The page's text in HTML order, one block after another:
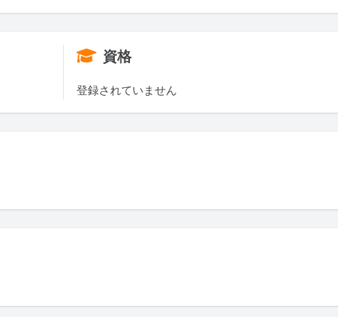
資格
登録されていません